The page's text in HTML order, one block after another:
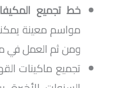
خط تجميع
مواسم معينة
ومن ثم العمل في
تجميع ماكينات